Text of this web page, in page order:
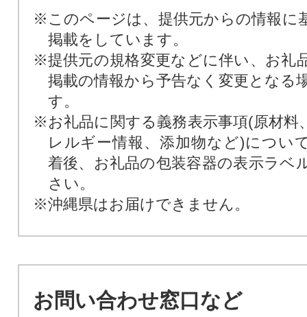
※このページは、提供元からの情報に
掲載をしています。
※提供元の規格変更などに伴い、お礼
掲載の情報から予告なく変更となる
す。
※お礼品に関する義務表示事項(原材料
レルギー情報、添加物など)につい
着後、お礼品の包装容器の表示ラベ
さい。
※沖縄県はお届けできません。
お問い合わせ窓口など